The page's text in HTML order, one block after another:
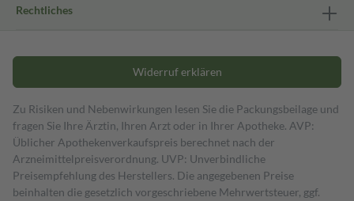
Rechtliches
Widerruf erklären
Zu Risiken und Nebenwirkungen lesen Sie die Packungsbeilage und
fragen Sie Ihre Ärztin, Ihren Arzt oder in Ihrer Apotheke. AVP:
Üblicher Apothekenverkaufspreis berechnet nach der
Arzneimittelpreisverordnung. UVP: Unverbindliche
Preisempfehlung des Herstellers. Die angegebenen Preise
beinhalten die gesetzlich vorgeschriebene Mehrwertsteuer, ggf.